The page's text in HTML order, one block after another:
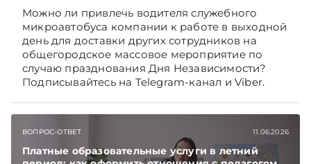
Можно ли привлечь водителя служебного
микроавтобуса компании к работе в выходной
день для доставки других сотрудников на
общегородское массовое мероприятие по
случаю празднования Дня Независимости?
Подписывайтесь на Telegram‑канал и Viber.
ВОПРОС-ОТВЕТ 11.06.2026
Платные образовательные услуги в летний